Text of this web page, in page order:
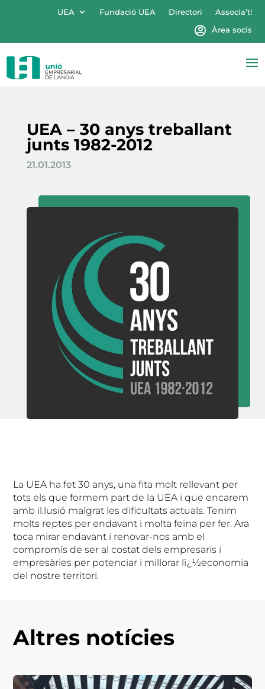
UEA Fundació UEA Directori
Associa’t!
Àrea socis
UEA – 30 anys treballant
junts 1982-2012
21.01.2013
La UEA ha fet 30 anys, una fita molt rellevant per
tots els que formem part de la UEA i que encarem
amb il.lusió malgrat les dificultats actuals. Tenim
molts reptes per endavant i molta feina per fer. Ara
toca mirar endavant i renovar-nos amb el
compromís de ser al costat dels empresaris i
empresàries per potenciar i millorar lï¿½economia
del nostre territori.
Altres notícies